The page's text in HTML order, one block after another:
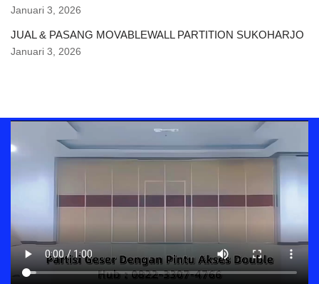
Januari 3, 2026
JUAL & PASANG MOVABLEWALL PARTITION SUKOHARJO
Januari 3, 2026